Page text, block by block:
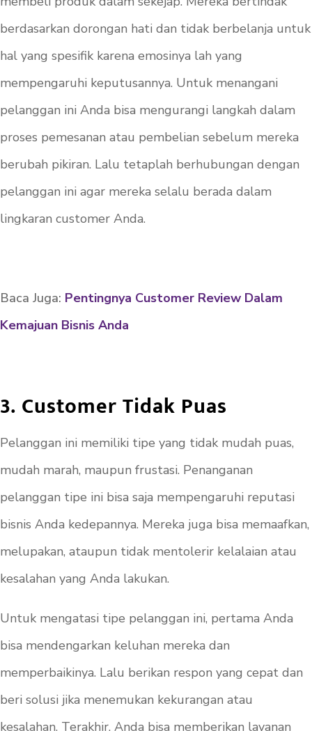
berdasarkan dorongan hati dan tidak berbelanja untuk
hal yang spesifik karena emosinya lah yang
mempengaruhi keputusannya. Untuk menangani
pelanggan ini Anda bisa mengurangi langkah dalam
proses pemesanan atau pembelian sebelum mereka
berubah pikiran. Lalu tetaplah berhubungan dengan
pelanggan ini agar mereka selalu berada dalam
lingkaran customer Anda.
Baca Juga: Pentingnya Customer Review Dalam
Kemajuan Bisnis Anda
3. Customer Tidak Puas
Pelanggan ini memiliki tipe yang tidak mudah puas,
mudah marah, maupun frustasi. Penanganan
pelanggan tipe ini bisa saja mempengaruhi reputasi
bisnis Anda kedepannya. Mereka juga bisa memaafkan,
melupakan, ataupun tidak mentolerir kelalaian atau
kesalahan yang Anda lakukan.
Untuk mengatasi tipe pelanggan ini, pertama Anda
bisa mendengarkan keluhan mereka dan
memperbaikinya. Lalu berikan respon yang cepat dan
beri solusi jika menemukan kekurangan atau
kesalahan. Terakhir, Anda bisa memberikan layanan